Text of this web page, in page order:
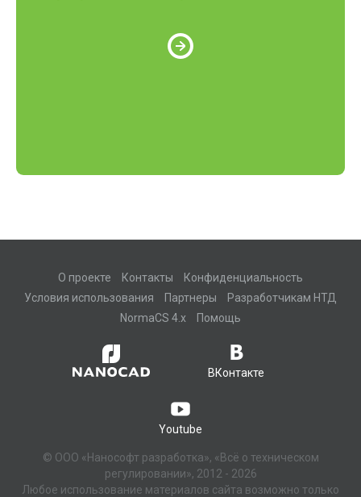
О проекте Контакты
Конфиденциальность
Условия использования
Партнеры
Разработчикам НТД
NormaCS 4.x
Помощь
ВКонтакте
Youtube
© ООО «Нанософт разработка», «Всё о техническом
регулировании», 2012 - 2026
Любое использование материалов сайта возможно только